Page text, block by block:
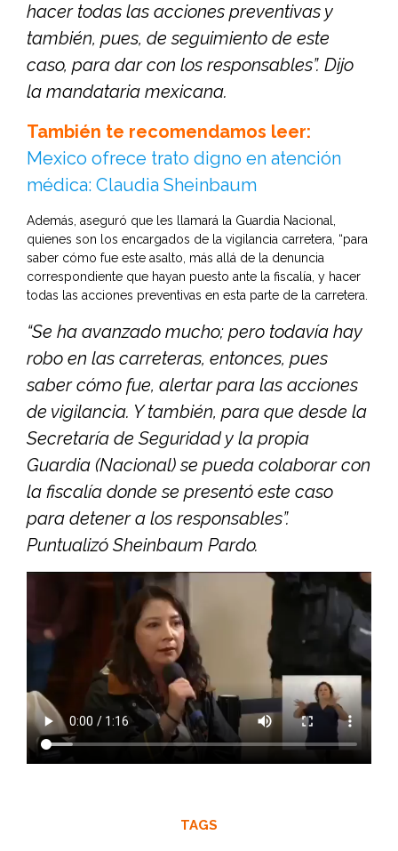
hacer todas las acciones preventivas y
también, pues, de seguimiento de este
caso, para dar con los responsables”. Dijo
la mandataria mexicana.
También te recomendamos leer:
Mexico ofrece trato digno en atención
médica: Claudia Sheinbaum
Además, aseguró que les llamará la Guardia Nacional,
quienes son los encargados de la vigilancia carretera, “para
saber cómo fue este asalto, más allá de la denuncia
correspondiente que hayan puesto ante la fiscalía, y hacer
todas las acciones preventivas en esta parte de la carretera.
“Se ha avanzado mucho; pero todavía hay
robo en las carreteras, entonces, pues
saber cómo fue, alertar para las acciones
de vigilancia. Y también, para que desde la
Secretaría de Seguridad y la propia
Guardia (Nacional) se pueda colaborar con
la fiscalía donde se presentó este caso
para detener a los responsables”.
Puntualizó Sheinbaum Pardo.
TAGS